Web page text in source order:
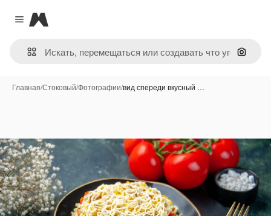
Close menu
Magnific
Поиск
Главная/Стоковый/Фотографии/вид спереди вкусный …